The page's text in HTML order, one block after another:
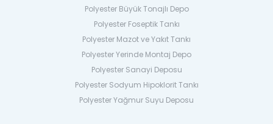
Polyester Büyük Tonajlı Depo
Polyester Foseptik Tankı
Polyester Mazot ve Yakıt Tankı
Polyester Yerinde Montaj Depo
Polyester Sanayi Deposu
Polyester Sodyum Hipoklorit Tankı
Polyester Yağmur Suyu Deposu